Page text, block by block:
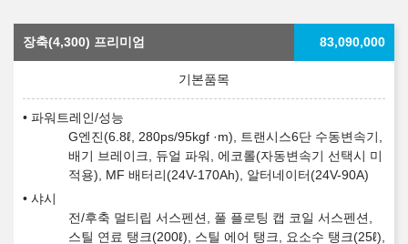
장축(4,300) 프리미엄 83,090,000
파워트레인/성능
G엔진(6.8ℓ, 280ps/95kgf ·m), 트랜시스6단 수동변속기,
배기 브레이크, 듀얼 파워, 에코롤(자동변속기 선택시 미
적용), MF 배터리(24V-170Ah), 알터네이터(24V-90A)
샤시
전/후축 멀티립 서스펜션, 풀 플로팅 캡 코일 서스펜션,
스틸 연료 탱크(200ℓ), 스틸 에어 탱크, 요소수 탱크(25ℓ),